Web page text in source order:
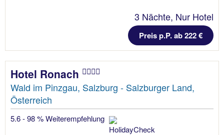
3 Nächte, Nur Hotel
Preis p.P. ab 222 €
Hotel Ronach
Wald im Pinzgau, Salzburg - Salzburger Land,
Österreich
5.6 - 98 % Weiterempfehlung